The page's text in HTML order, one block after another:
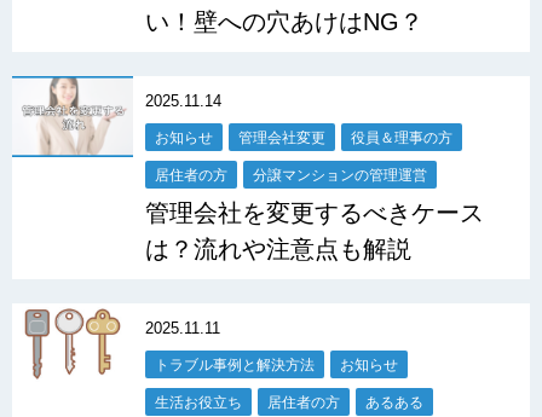
い！壁への穴あけはNG？
2025.11.14
お知らせ 管理会社変更 役員＆理事の方
居住者の方 分譲マンションの管理運営
管理会社を変更するべきケース
は？流れや注意点も解説
2025.11.11
トラブル事例と解決方法 お知らせ
生活お役立ち 居住者の方 あるある